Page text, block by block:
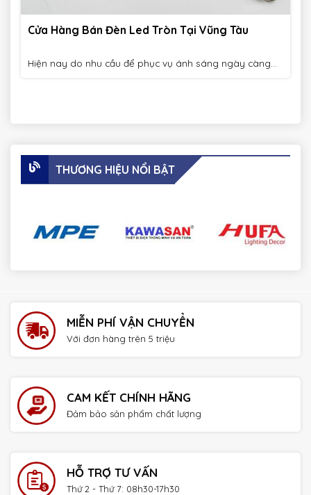
Cửa Hàng Bán Đèn Led Tròn Tại Vũng Tàu
Hiện nay do nhu cầu để phục vụ ánh sáng ngày càng...
THƯƠNG HIỆU NỔI BẬT
MIỄN PHÍ VẬN CHUYỂN
Với đơn hàng trên 5 triệu
CAM KẾT CHÍNH HÃNG
Đảm bảo sản phẩm chất lượng
HỖ TRỢ TƯ VẤN
Thứ 2 - Thứ 7: 08h30-17h30